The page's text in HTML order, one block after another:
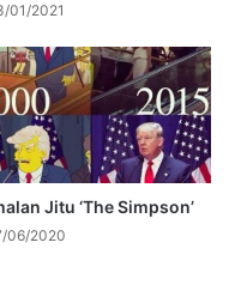
01/2021
Jitu ‘The Simpson’
06/2020